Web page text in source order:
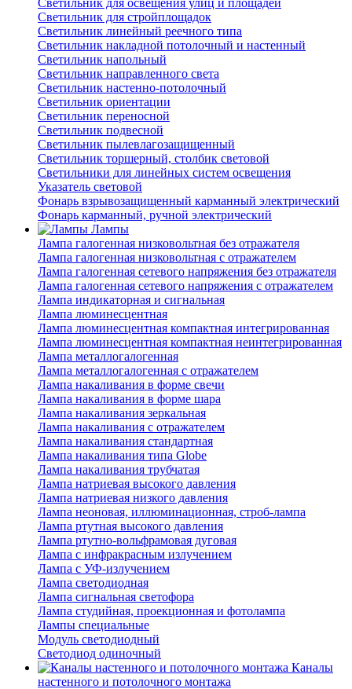
Светильник для освещения улиц и площадей
Светильник для стройплощадок
Светильник линейный реечного типа
Светильник накладной потолочный и настенный
Светильник напольный
Светильник направленного света
Светильник настенно-потолочный
Светильник ориентации
Светильник переносной
Светильник подвесной
Светильник пылевлагозащищенный
Светильник торшерный, столбик световой
Светильники для линейных систем освещения
Указатель световой
Фонарь взрывозащищенный карманный электрический
Фонарь карманный, ручной электрический
Лампы
Лампа галогенная низковольтная без отражателя
Лампа галогенная низковольтная с отражателем
Лампа галогенная сетевого напряжения без отражателя
Лампа галогенная сетевого напряжения с отражателем
Лампа индикаторная и сигнальная
Лампа люминесцентная
Лампа люминесцентная компактная интегрированная
Лампа люминесцентная компактная неинтегрированная
Лампа металлогалогенная
Лампа металлогалогенная с отражателем
Лампа накаливания в форме свечи
Лампа накаливания в форме шара
Лампа накаливания зеркальная
Лампа накаливания с отражателем
Лампа накаливания стандартная
Лампа накаливания типа Globe
Лампа накаливания трубчатая
Лампа натриевая высокого давления
Лампа натриевая низкого давления
Лампа неоновая, иллюминационная, строб-лампа
Лампа ртутная высокого давления
Лампа ртутно-вольфрамовая дуговая
Лампа с инфракрасным излучением
Лампа с УФ-излучением
Лампа светодиодная
Лампа сигнальная светофора
Лампа студийная, проекционная и фотолампа
Лампы специальные
Модуль светодиодный
Светодиод одиночный
Каналы
настенного и потолочного монтажа